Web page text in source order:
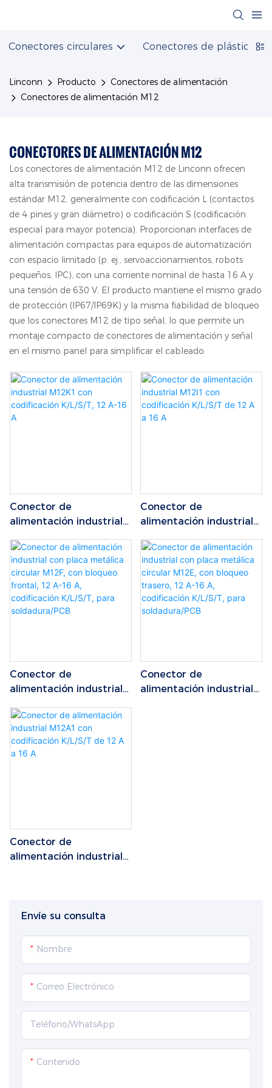
Conectores circulares Conectores de plástico
Linconn Producto
Conectores de alimentación
Conectores de alimentación M12
CONECTORES DE ALIMENTACIÓN M12
Los conectores de alimentación M12 de Linconn ofrecen
alta transmisión de potencia dentro de las dimensiones
estándar M12, generalmente con codificación L (contactos
de 4 pines y gran diámetro) o codificación S (codificación
especial para mayor potencia). Proporcionan interfaces de
alimentación compactas para equipos de automatización
con espacio limitado (p. ej., servoaccionamientos, robots
pequeños, IPC), con una corriente nominal de hasta 16 A y
una tensión de 630 V. El producto mantiene el mismo grado
de protección (IP67/IP69K) y la misma fiabilidad de bloqueo
que los conectores M12 de tipo señal, lo que permite un
montaje compacto de conectores de alimentación y señal
en el mismo panel para simplificar el cableado.
Envíe su consulta
Nombre
Correo Electrónico
Teléfono/WhatsApp
Contenido
Conector de
alimentación industrial
K/L/S/T, 12 A-16 A
Conector de
alimentación industrial
K/L/S/T de 12 A a 16 A
Conector de
alimentación industrial
circular M12F, con
bloqueo frontal, 12 A-16
A, codificación K/L/S/T,
Conector de
alimentación industrial
Conector de
alimentación industrial